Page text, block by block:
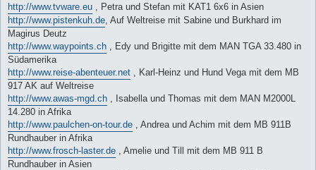
http://www.tvware.eu , Petra und Stefan mit KAT1 6x6 in Asien
http://www.pistenkuh.de , Auf Weltreise mit Sabine und Burkhard im
Magirus Deutz
http://www.waypoints.ch , Edy und Brigitte mit dem MAN TGA 33.480 in
Südamerika
http://www.reise-abenteuer.net , Karl-Heinz und Hund Vega mit dem MB
917 AK auf Weltreise
http://www.awas-mgd.ch , Isabella und Thomas mit dem MAN M2000L
14.280 in Afrika
http://www.paulchen-on-tour.de , Andrea und Achim mit dem MB 911B
Rundhauber in Afrika
http://www.frosch-laster.de , Amelie und Till mit dem MB 911 B
Rundhauber in Asien